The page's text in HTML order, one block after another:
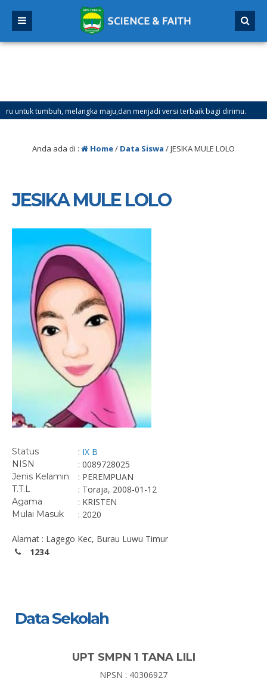
tumbuh, melangka maju,dan menjadi versi terbaik bagi dirimu.
Tanggal 21 Desember 2025 sd Tanggal 4 Januari 2026
Anda ada di : Home/ Data Siswa /JESIKA MULE LOLO
JESIKA MULE LOLO
Status : IX B
NISN : 0089728025
Jenis Kelamin : PEREMPUAN
T.T.L : Toraja, 2008-01-12
Agama : KRISTEN
Mulai Masuk : 2020
Alamat : Lagego Kec, Burau Luwu Timur
1234
Data Sekolah
UPT SMPN 1 TANA LILI
NPSN : 40306927